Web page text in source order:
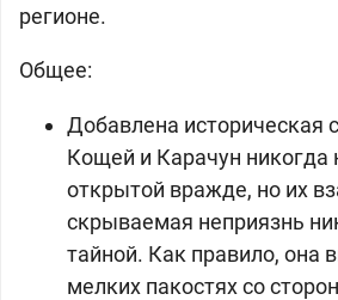
регионе.
Общее:
Добавлена историческая
Кощей и Карачун никогда
открытой вражде, но их
скрываемая неприязнь
тайной. Как правило, она
мелких пакостях со